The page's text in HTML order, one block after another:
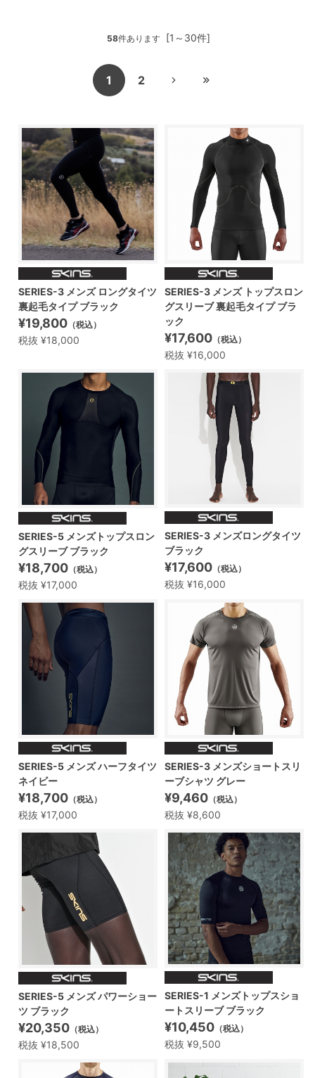
[1～30件]
58件あります
1 2
SERIES-3 メンズ ロングタイツ
裏起毛タイプ ブラック
¥19,800 （税込）
税抜 ¥18,000
SERIES-3 メンズ トップスロン
グスリーブ 裏起毛タイプ ブラ
ック
¥17,600 （税込）
税抜 ¥16,000
SERIES-5 メンズトップスロン
グスリーブ ブラック
¥18,700 （税込）
税抜 ¥17,000
SERIES-3 メンズロングタイツ
ブラック
¥17,600 （税込）
税抜 ¥16,000
SERIES-5 メンズ ハーフタイツ
ネイビー
¥18,700 （税込）
税抜 ¥17,000
SERIES-3 メンズショートスリ
ーブシャツ グレー
¥9,460 （税込）
税抜 ¥8,600
SERIES-5 メンズ パワーショー
ツ ブラック
¥20,350 （税込）
税抜 ¥18,500
SERIES-1 メンズトップスショ
ートスリーブ ブラック
¥10,450 （税込）
税抜 ¥9,500